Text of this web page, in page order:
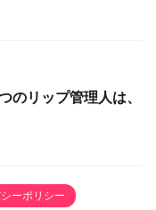
のリップ管理人は、
ーポリシー